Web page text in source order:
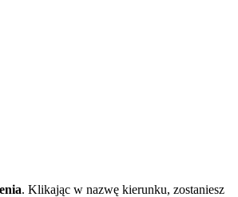
. Klikając w nazwę kierunku, zostaniesz